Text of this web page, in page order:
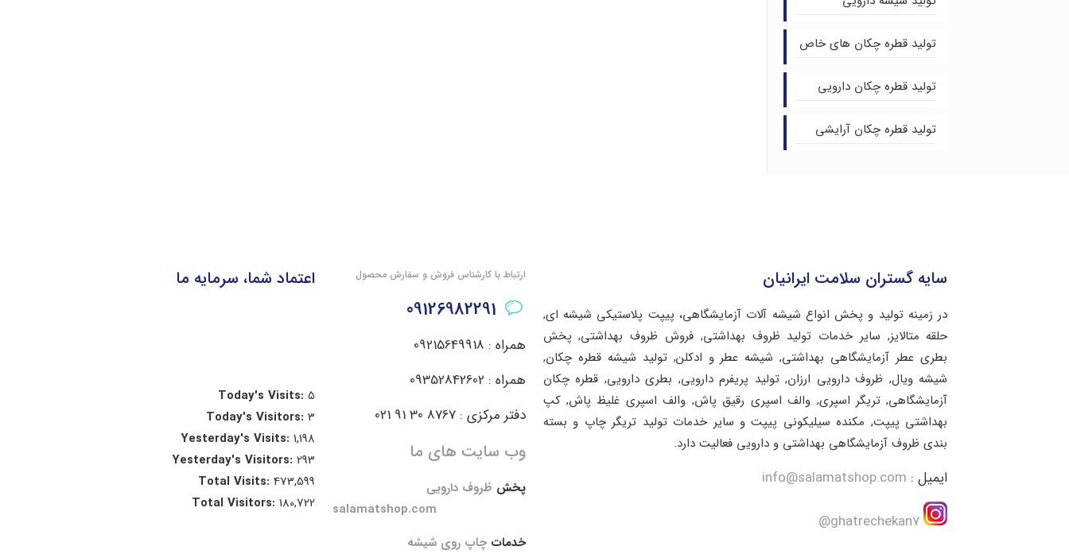
تولید قطره چکان های خاص
تولید قطره چکان دارویی
تولید قطره چکان آرایشی
سایه گستران سلامت ایرانیان
در زمینه تولید و پخش انواع شیشه آلات آزمایشگاهی، پیپت پلاستیکی شیشه ای,
حلقه متالایز, سایر خدمات تولید ظروف بهداشتی, فروش ظروف بهداشتی, پخش
بطری عطر آزمایشگاهی بهداشتی, شیشه عطر و ادکلن, تولید شیشه قطره چکان,
شیشه ویال, ظروف دارویی ارزان, تولید پریفرم دارویی, بطری دارویی, قطره چکان
آزمایشگاهی, تریگر اسپری, والف اسپری رقیق پاش, والف اسپری غلیظ پاش, کپ
بهداشتی پیپت, مکنده سیلیکونی پیپت و سایر خدمات تولید تریگر چاپ و بسته
بندی ظروف آزمایشگاهی بهداشتی و دارویی فعالیت دارد.
ایمیل : info@salamatshop.com
ghatrechekan7@
ارتباط با کارشناس فروش و سفارش محصول
همراه : 09215649918
همراه : 09352842602
دفتر مرکزی : 8767 30 91 021
وب سایت های ما
پخش ظروف دارویی
salamatshop.com
خدمات چاپ روی شیشه
اعتماد شما، سرمایه ما
Today's Visits:5
Today's Visitors:3
Yesterday's Visits:1,198
Yesterday's Visitors:293
Total Visits:473,599
Total Visitors:180,722